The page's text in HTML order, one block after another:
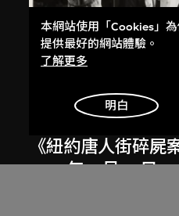
南美影片公司、
《紐約唐人街碎屍
1961年12月26日
本網站使用「Cookies」為
提供最好的網站體驗。
了解更多
明白